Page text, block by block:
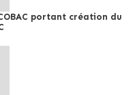
portant création du